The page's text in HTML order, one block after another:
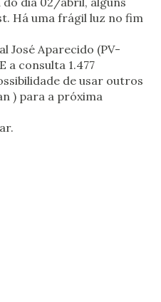
Há uma frágil luz no fim
José Aparecido (PV-
a consulta 1.477
de usar outros
) para a próxima